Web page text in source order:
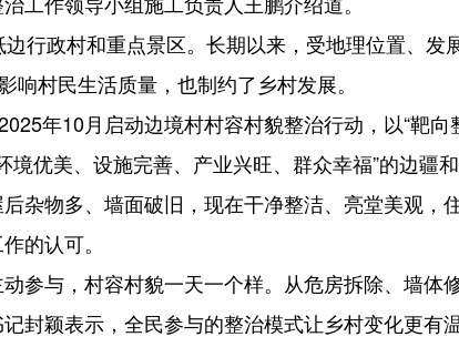
行政村和重点景区。长期以来，受地理位置、发
村民生活质量，也制约了乡村发展。
年10月启动边境村村容村貌整治行动，以“靶向
优美、设施完善、产业兴旺、群众幸福”的边疆和
杂物多、墙面破旧，现在干净整洁、亮堂美观，
的认可。
参与，村容村貌一天一个样。从危房拆除、墙体
封颖表示，全民参与的整治模式让乡村变化更有